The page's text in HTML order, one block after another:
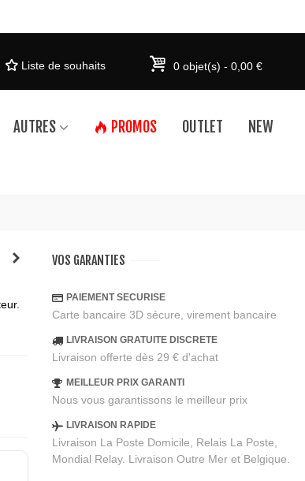
Liste de souhaits 0 objet(s) - 0,00 €
AUTRES PROMOS OUTLET NEW
VOS GARANTIES
PAIEMENT SECURISE
Carte bancaire 3D sécure, virement bancaire
LIVRAISON GRATUITE DISCRETE
Livraison offerte dès 29 € d'achat
MEILLEUR PRIX GARANTI
Nous vous garantissons le meilleur prix
LIVRAISON RAPIDE
Livraison La Poste Domicile, Relais La Poste,
Mondial Relay. Livraison Outre Mer et Belgique.